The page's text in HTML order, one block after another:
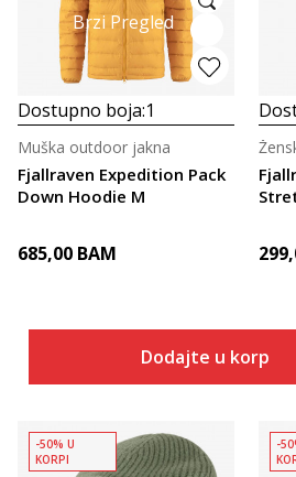
Brzi Pregled
Dostupno boja:1
Fjallraven Expedition Pack
Down Hoodie M
Muška outdoor jakna
685,00 BAM
Dodajte u korpu
-50% U
KORPI
-